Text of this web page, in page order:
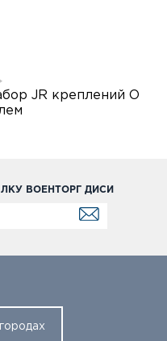
JR креплений O
ВОЕНТОРГ ДИСИ